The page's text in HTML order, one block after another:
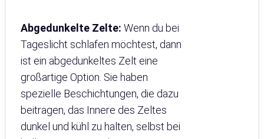
Abgedunkelte Zelte: Wenn du bei
Tageslicht schlafen möchtest, dann
ist ein abgedunkeltes Zelt eine
großartige Option. Sie haben
spezielle Beschichtungen, die dazu
beitragen, das Innere des Zeltes
dunkel und kühl zu halten, selbst bei